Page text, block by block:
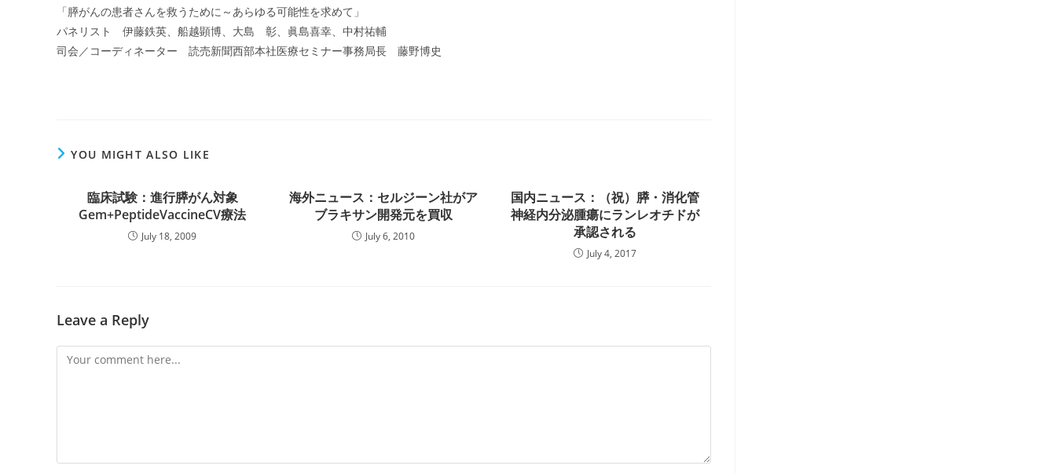
「膵がんの患者さんを救うために～あらゆる可能性を求めて」
パネリスト 伊藤鉄英、船越顕博、大島 彰、眞島喜幸、中村祐輔
司会／コーディネーター 読売新聞西部本社医療セミナー事務局長 藤野博史
YOU MIGHT ALSO LIKE
臨床試験：進行膵がん対象
Gem+PeptideVaccineCV療法
July 18, 2009
海外ニュース：セルジーン社がア
ブラキサン開発元を買収
July 6, 2010
国内ニュース：（祝）膵・消化管
神経内分泌腫瘍にランレオチドが
承認される
July 4, 2017
Leave a Reply
Comment